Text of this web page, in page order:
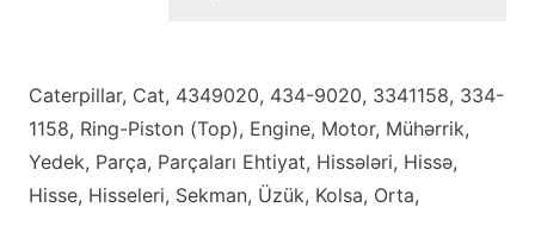
Caterpillar, Cat, 4349020, 434-9020, 3341158, 334-
1158, Ring-Piston (Top), Engine, Motor, Mühərrik,
Yedek, Parça, Parçaları Ehtiyat, Hissələri, Hissə,
Hisse, Hisseleri, Sekman, Üzük, Kolsa, Orta,